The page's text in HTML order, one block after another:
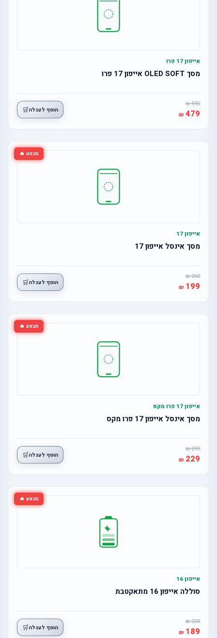
אייפון 17 פרו
מסך OLED SOFT אייפון 17 פרו
590
479 הוסף לעגלה🛒
מבצע 🔥
אייפון 17
מסך אינסל אייפון 17
260
199 הוסף לעגלה🛒
מבצע 🔥
אייפון 17 פרו מקס
מסך אינסל אייפון 17 פרו מקס
299
229 הוסף לעגלה🛒
מבצע 🔥
אייפון 16
סוללה אייפון 16 מתאקטבת
220
189 הוסף לעגלה🛒